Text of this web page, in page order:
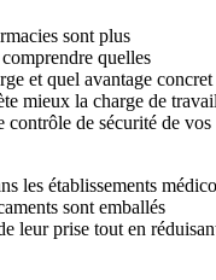
sont plus
quelles
et quel avantage concret
mieux la charge de
contrôle de sécurité de vos
les établissements
sont emballés
leur prise tout en